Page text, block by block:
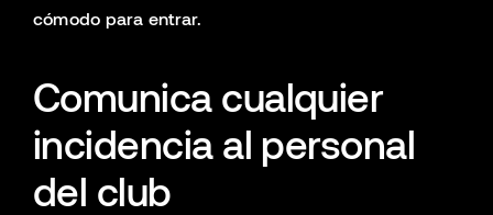
cómodo para entrar.
Comunica cualquier
incidencia al personal
del club